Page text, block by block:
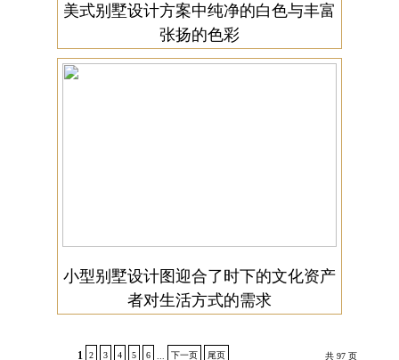
美式别墅设计方案中纯净的白色与丰富
张扬的色彩
小型别墅设计图迎合了时下的文化资产
者对生活方式的需求
1 2 3 4 5 6 下一页 尾页 共 97 页